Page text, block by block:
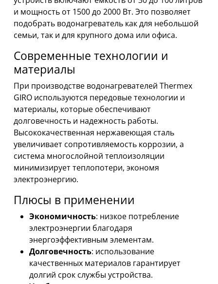
и мощность от 1500 до 2000 Вт. Это позволяет
подобрать водонагреватель как для небольшой
семьи, так и для крупного дома или офиса.
Современные технологии и
материалы
При производстве водонагревателей Thermex
GIRO используются передовые технологии и
материалы, которые обеспечивают
долговечность и надежность работы.
Высококачественная нержавеющая сталь
увеличивает сопротивляемость коррозии, а
система многослойной теплоизоляции
минимизирует теплопотери, экономя
электроэнергию.
Плюсы в применении
Экономичность: низкое потребление
электроэнергии благодаря
энергоэффективным элементам.
Долговечность: использование
качественных материалов гарантирует
долгий срок службы устройства.